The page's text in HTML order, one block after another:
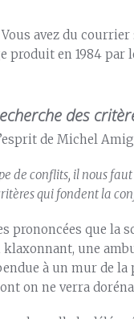
avez du courrier :
produit en 1984 par
des
de Michel
de conflits, il nous
qui fondent la
prononcées que la
klaxonnant, une
à un mur de
on ne verra